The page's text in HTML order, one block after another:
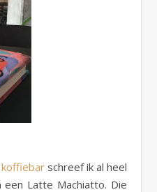
koffiebarschreef ik al heel
Latte Machiatto. Die